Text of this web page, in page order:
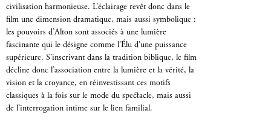
civilisation harmonieuse. L’éclairage revêt donc dans le
film une dimension dramatique, mais aussi symbolique :
les pouvoirs d’Alton sont associés à une lumière
fascinante qui le désigne comme l’Élu d’une puissance
supérieure. S’inscrivant dans la tradition biblique, le film
décline donc l’association entre la lumière et la vérité, la
vision et la croyance, en réinvestissant ces motifs
classiques à la fois sur le mode du spectacle, mais aussi
de l’interrogation intime sur le lien familial.